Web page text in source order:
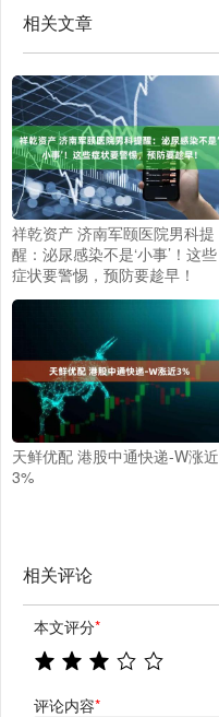
相关文章
祥乾资产 济南军颐医院男科提
醒：泌尿感染不是‘小事’！这些
症状要警惕，预防要趁早！
天鲜优配 港股中通快递-W涨近
3%
相关评论
本文评分*
评论内容*